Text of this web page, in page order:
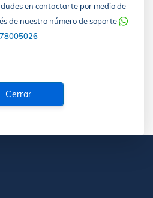
en contactarte por medio de
de nuestro número de soporte
78005026
Cerrar